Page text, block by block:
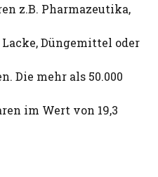
z.B. Pharmazeutika,
Düngemittel oder
Die mehr als 50.000
im Wert von 19,3